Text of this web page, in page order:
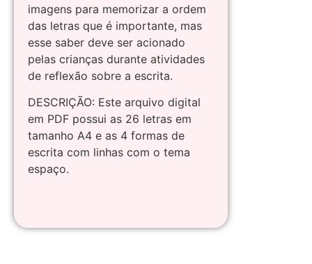
imagens para memorizar a ordem
das letras que é importante, mas
esse saber deve ser acionado
pelas crianças durante atividades
de reflexão sobre a escrita.
DESCRIÇÃO: Este arquivo digital
em PDF possui as 26 letras em
tamanho A4 e as 4 formas de
escrita com linhas com o tema
espaço.